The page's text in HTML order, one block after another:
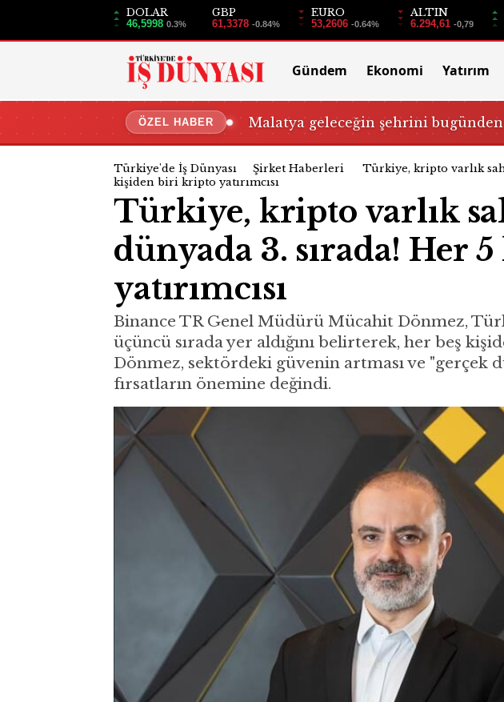
DOLAR
46,5998 0.3%
GBP
61,3378 -0.84%
EURO
53,2606 -0.64%
ALTIN
6.294,61 -0,79
Gündem Ekonomi Yatırım
ÖZEL HABER Malatya geleceğin şehrini
Türkiye'de İş Dünyası Şirket Haberleri
Türkiye, kripto varlık
kişiden biri kripto yatırımcısı
Türkiye, kripto varlık
dünyada 3. sırada! Her
yatırımcısı
Binance TR Genel Müdürü Mücahit Dönmez,
üçüncü sırada yer aldığını belirterek, her beş
Dönmez, sektördeki güvenin artması ve "gerçek
fırsatların önemine değindi.